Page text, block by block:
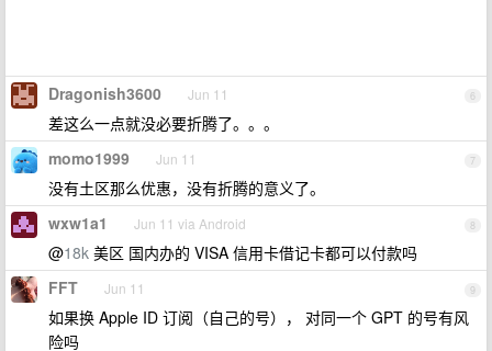
6
Dragonish3600 Jun 11
差这么一点就没必要折腾了。。。
7
momo1999 Jun 11
没有土区那么优惠，没有折腾的意义了。
8
wxw1a1 Jun 11 via Android
@18k 美区 国内办的 VISA 信用卡借记卡都可以付款吗
9
FFT Jun 11
如果换 Apple ID 订阅（自己的号）， 对同一个 GPT 的号有风
险吗